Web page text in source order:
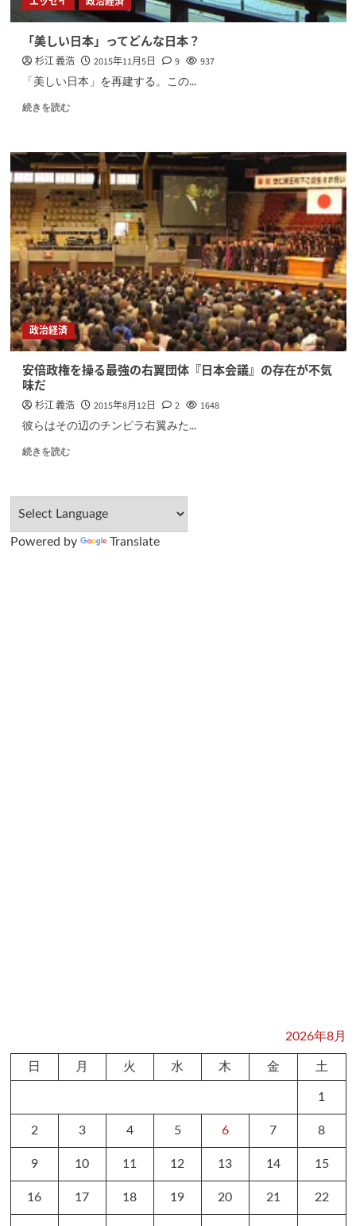
「美しい日本」ってどんな日本？
杉江 義浩 2015年11月5日 9 937
「美しい日本」を再建する。この...
続きを読む
政治経済
安倍政権を操る最強の右翼団体『日本会議』の存在が不気
味だ
杉江 義浩 2015年8月12日 2 1648
彼らはその辺のチンピラ右翼みた...
続きを読む
Powered by Translate
2026年8月
日 月 火 水 木 金 土
1
2 3 4 5 6 7 8
9 10 11 12 13 14 15
16 17 18 19 20 21 22